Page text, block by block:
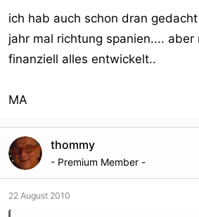
ich hab auch schon dran
jahr mal richtung spanien.... aber
finanziell alles entwickelt..
MA
thommy
- Premium Member -
22 August 2010